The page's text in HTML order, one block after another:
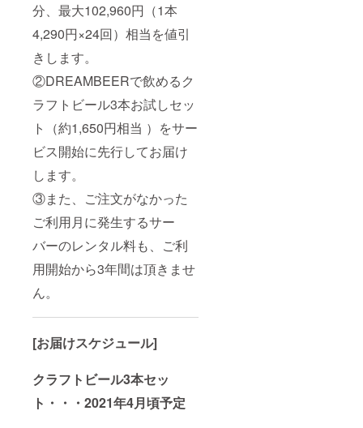
分、最大102,960円（1本
4,290円×24回）相当を値引
きします。
②DREAMBEERで飲めるク
ラフトビール3本お試しセッ
ト（約1,650円相当 ）をサー
ビス開始に先行してお届け
します。
③また、ご注文がなかった
ご利用月に発生するサー
バーのレンタル料も、ご利
用開始から3年間は頂きませ
ん。
[お届けスケジュール]
クラフトビール3本セッ
ト・・・2021年4月頃予定